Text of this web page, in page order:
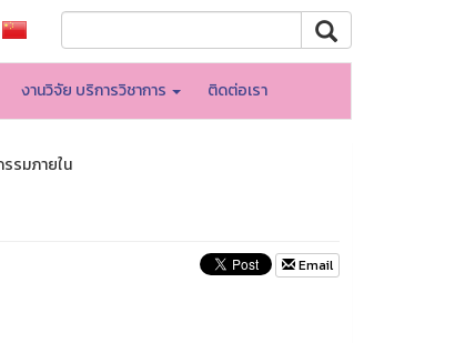
งานวิจัย บริการวิชาการ ติดต่อเรา
รมภายใน
Email